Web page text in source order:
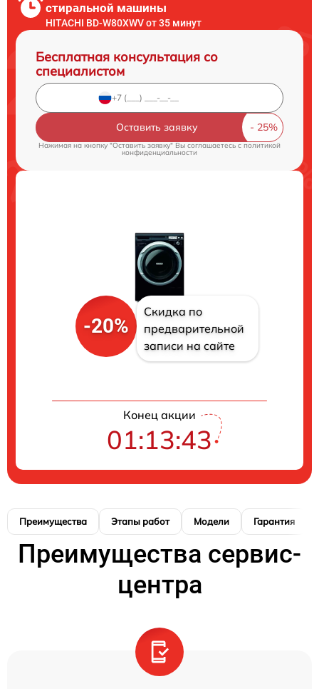
стиральной машины
HITACHI BD-W80XWV от 35 минут
Бесплатная консультация со
специалистом
Оставить заявку
Нажимая на кнопку "Оставить заявку" Вы соглашаетесь cполитикой
конфиденциальности
-20%
Скидка по
предварительной
записи на сайте
Конец акции
01:13:42
Преимущества Этапы работ Модели Гарантия
Преимущества сервис-
центра